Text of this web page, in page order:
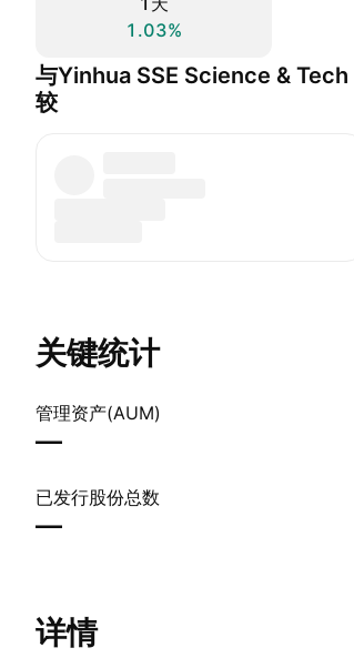
1.03%
与Yinhua SSE Science &
较
关键统计
管理资产(AUM)
—
已发行股份总数
—
详情